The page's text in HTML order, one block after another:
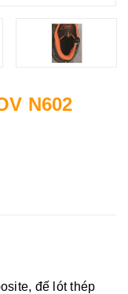
N602
đế lót thép